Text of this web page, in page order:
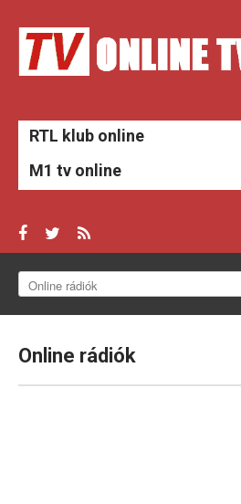
RTL klub online
M1 tv online
ONLINE TV
TV MŰSOROK
Online rádiók